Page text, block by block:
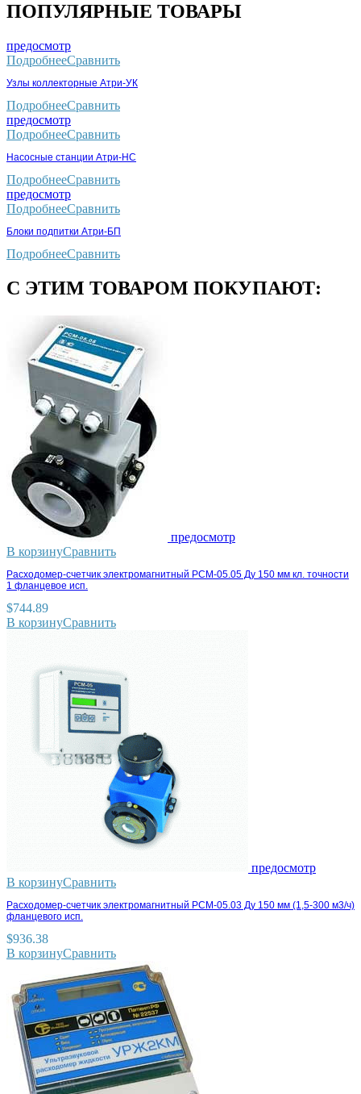
ПОПУЛЯРНЫЕ ТОВАРЫ
предосмотр
ПодробнееСравнить
Узлы коллекторные Атри-УК
ПодробнееСравнить
предосмотр
ПодробнееСравнить
Насосные станции Атри-НС
ПодробнееСравнить
предосмотр
ПодробнееСравнить
Блоки подпитки Атри-БП
ПодробнееСравнить
С ЭТИМ ТОВАРОМ ПОКУПАЮТ:
предосмотр
В корзинуСравнить
Расходомер-счетчик электромагнитный РСМ-05.05 Ду 150 мм кл. точности
1 фланцевое исп.
$744.89
В корзинуСравнить
предосмотр
В корзинуСравнить
Расходомер-счетчик электромагнитный РСМ-05.03 Ду 150 мм (1,5-300 м3/ч)
фланцевого исп.
$936.38
В корзинуСравнить